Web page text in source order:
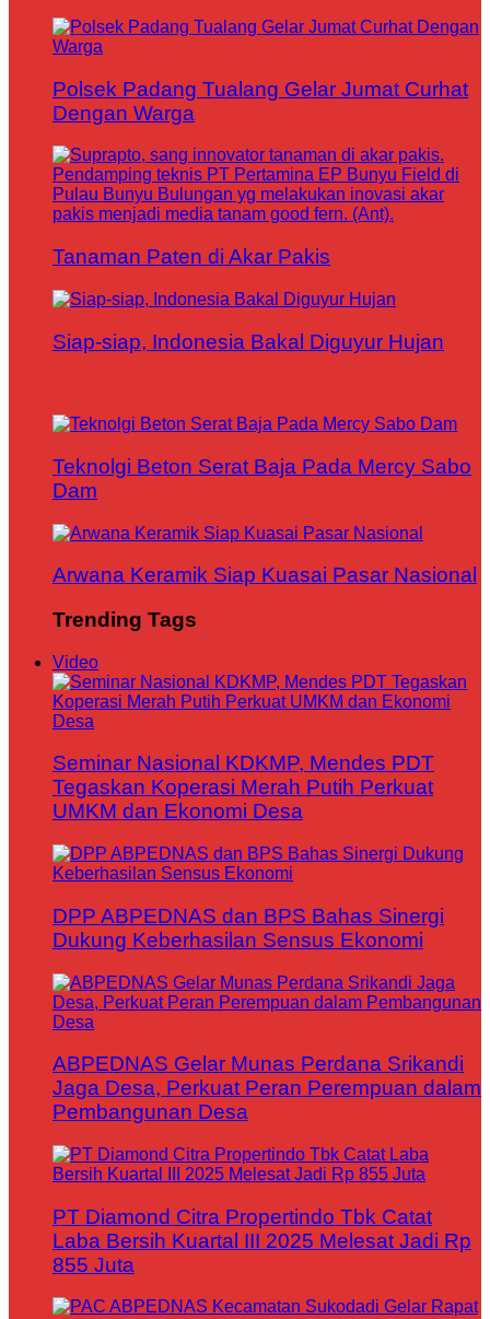
Polsek Padang Tualang Gelar Jumat Curhat
Dengan Warga
Tanaman Paten di Akar Pakis
Siap-siap, Indonesia Bakal Diguyur Hujan
Teknolgi Beton Serat Baja Pada Mercy Sabo
Dam
Arwana Keramik Siap Kuasai Pasar Nasional
Trending Tags
Video
Seminar Nasional KDKMP, Mendes PDT
Tegaskan Koperasi Merah Putih Perkuat
UMKM dan Ekonomi Desa
DPP ABPEDNAS dan BPS Bahas Sinergi
Dukung Keberhasilan Sensus Ekonomi
ABPEDNAS Gelar Munas Perdana Srikandi
Jaga Desa, Perkuat Peran Perempuan dalam
Pembangunan Desa
PT Diamond Citra Propertindo Tbk Catat
Laba Bersih Kuartal III 2025 Melesat Jadi Rp
855 Juta